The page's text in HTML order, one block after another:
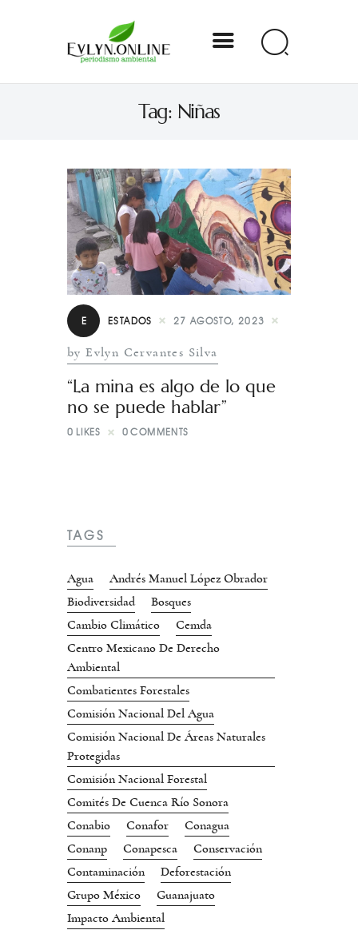
Tag: Niñas
Evlyn Online
Periodismo para autogobernarse
Internacional
Nacional
Estados
Especial
E ESTADOS 27 AGOSTO, 2023
by Evlyn Cervantes Silva
“La mina es algo de lo que
no se puede hablar”
0 LIKES 0 COMMENTS
TAGS
Agua
Andrés Manuel López Obrador
Biodiversidad
Bosques
Cambio Climático
Cemda
Centro Mexicano De Derecho
Ambiental
Combatientes Forestales
Comisión Nacional Del Agua
Comisión Nacional De Áreas Naturales
Protegidas
Comisión Nacional Forestal
Comités De Cuenca Río Sonora
Conabio
Conafor
Conagua
Conanp
Conapesca
Conservación
Contaminación
Deforestación
Grupo México
Guanajuato
Impacto Ambiental